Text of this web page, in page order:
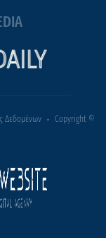
Δεδομένων
Copyright ©